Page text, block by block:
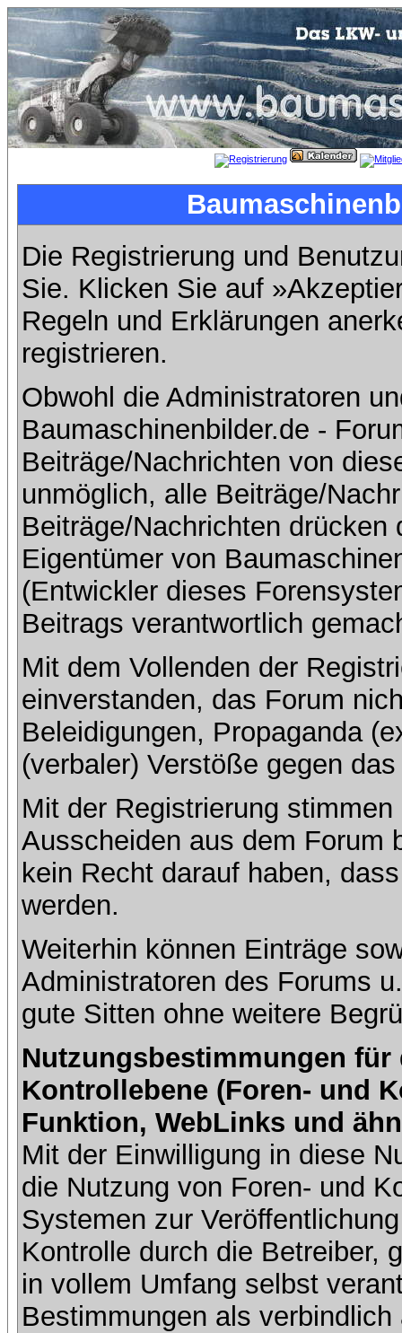
Die Registrierung und
Sie. Klicken Sie auf
Regeln und Erklärungen
registrieren.
Obwohl die Administratoren
Baumaschinenbilder.de -
Beiträge/Nachrichten von
unmöglich, alle Beiträge/
Beiträge/Nachrichten
Eigentümer von
(Entwickler dieses
Beitrags verantwortlich
Mit dem Vollenden der
einverstanden, das Forum
Beleidigungen, Propaganda
(verbaler) Verstöße gegen
Mit der Registrierung
Ausscheiden aus dem Forum
kein Recht darauf haben,
werden.
Weiterhin können Einträge
Administratoren des Forums
gute Sitten ohne weitere
Nutzungsbestimmungen
Kontrollebene (Foren- und
Funktion, WebLinks und
Mit der Einwilligung in diese
die Nutzung von Foren- und
Systemen zur
Kontrolle durch die Betreiber,
in vollem Umfang selbst
Bestimmungen als verbindlich